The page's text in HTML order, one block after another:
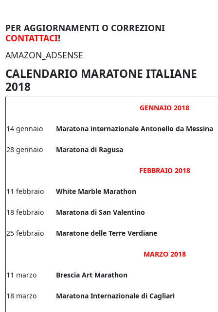
PER AGGIORNAMENTI O CORREZIONI
CONTATTACI!
AMAZON_ADSENSE
CALENDARIO MARATONE ITALIANE
2018
GENNAIO 2018
14 gennaio Maratona internazionale Antonello da Messina
28 gennaio Maratona di Ragusa
FEBBRAIO 2018
11 febbraio White Marble Marathon
18 febbraio Maratona di San Valentino
25 febbraio Maratone delle Terre Verdiane
MARZO 2018
11 marzo Brescia Art Marathon
18 marzo Maratona Internazionale di Cagliari